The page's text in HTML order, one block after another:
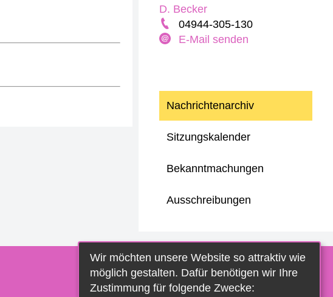
Nachrichtenarchiv
Sitzungskalender
Bekanntmachungen
Ausschreibungen
D. Becker
04944-305-130
E-Mail senden
Wir möchten unsere Website so attraktiv wie
möglich gestalten. Dafür benötigen wir Ihre
Zustimmung für folgende Zwecke: